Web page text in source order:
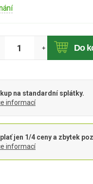
+ Do
na standardní splátky.
informací
jen 1/4 ceny a zbytek
informací